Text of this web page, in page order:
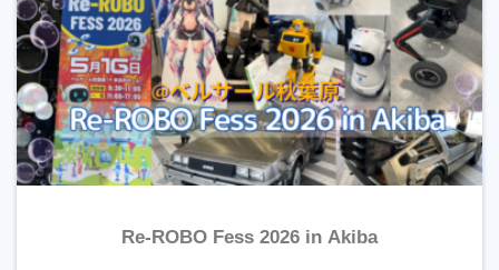
Re-ROBO Fess 2026 in Akiba